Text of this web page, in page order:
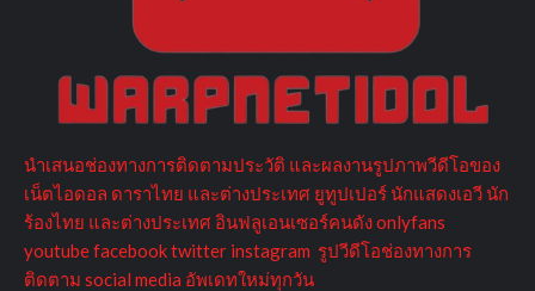
นำเสนอช่องทางการติดตามประวัติ และผลงานรูปภาพวีดีโอของ
เน็ตไอดอล ดาราไทย และต่างประเทศ ยูทูปเปอร์ นักแสดงเอวี นัก
ร้องไทย และต่างประเทศ อินฟลูเอนเซอร์คนดัง onlyfans
youtube facebook twitter instagram รูปวีดีโอช่องทางการ
ติดตาม social media อัพเดทใหม่ทุกวัน